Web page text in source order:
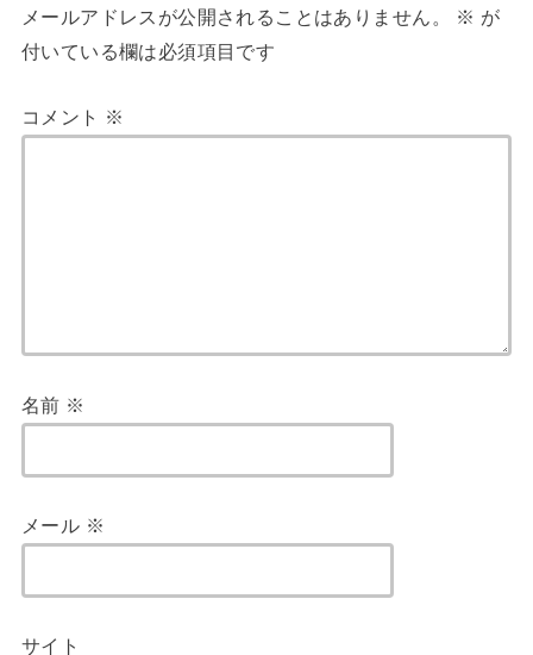
メールアドレスが公開されることはありません。 ※ が
付いている欄は必須項目です
コメント ※
名前 ※
メール ※
サイト